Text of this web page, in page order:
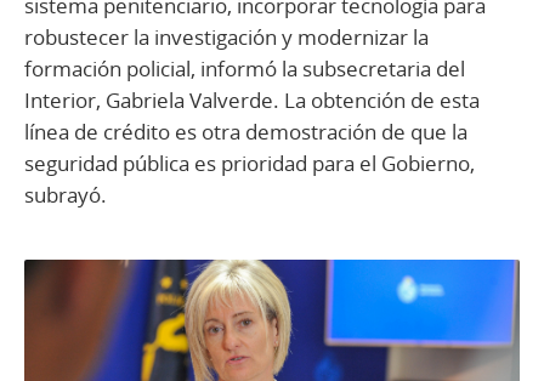
sistema penitenciario, incorporar tecnología para
robustecer la investigación y modernizar la
formación policial, informó la subsecretaria del
Interior, Gabriela Valverde. La obtención de esta
línea de crédito es otra demostración de que la
seguridad pública es prioridad para el Gobierno,
subrayó.